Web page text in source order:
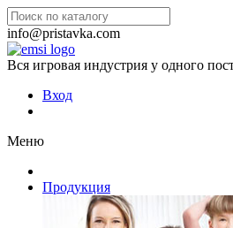
info@pristavka.com
Вся игровая индустрия у одного
Вход
Меню
Продукция